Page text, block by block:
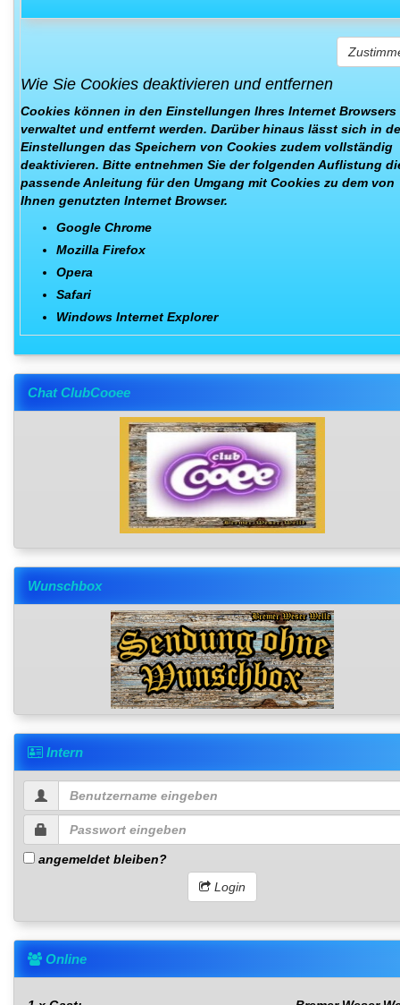
Wie Sie Cookies deaktivieren und entfernen
Cookies können in den Einstellungen Ihres Internet Browsers
verwaltet und entfernt werden. Darüber hinaus lässt sich in
Einstellungen das Speichern von Cookies zudem vollständig
deaktivieren. Bitte entnehmen Sie der folgenden Auflistung
passende Anleitung für den Umgang mit Cookies zu dem von
Ihnen genutzten Internet Browser.
Google Chrome
Mozilla Firefox
Opera
Safari
Windows Internet Explorer
Chat ClubCooee
Wunschbox
Intern
angemeldet bleiben?
Login
Online